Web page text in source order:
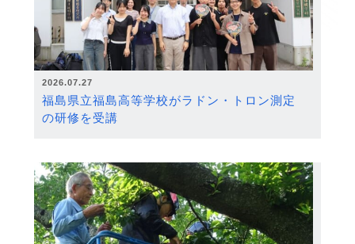
2026.07.27
福島県立福島高等学校がラドン・トロン測定
の研修を受講